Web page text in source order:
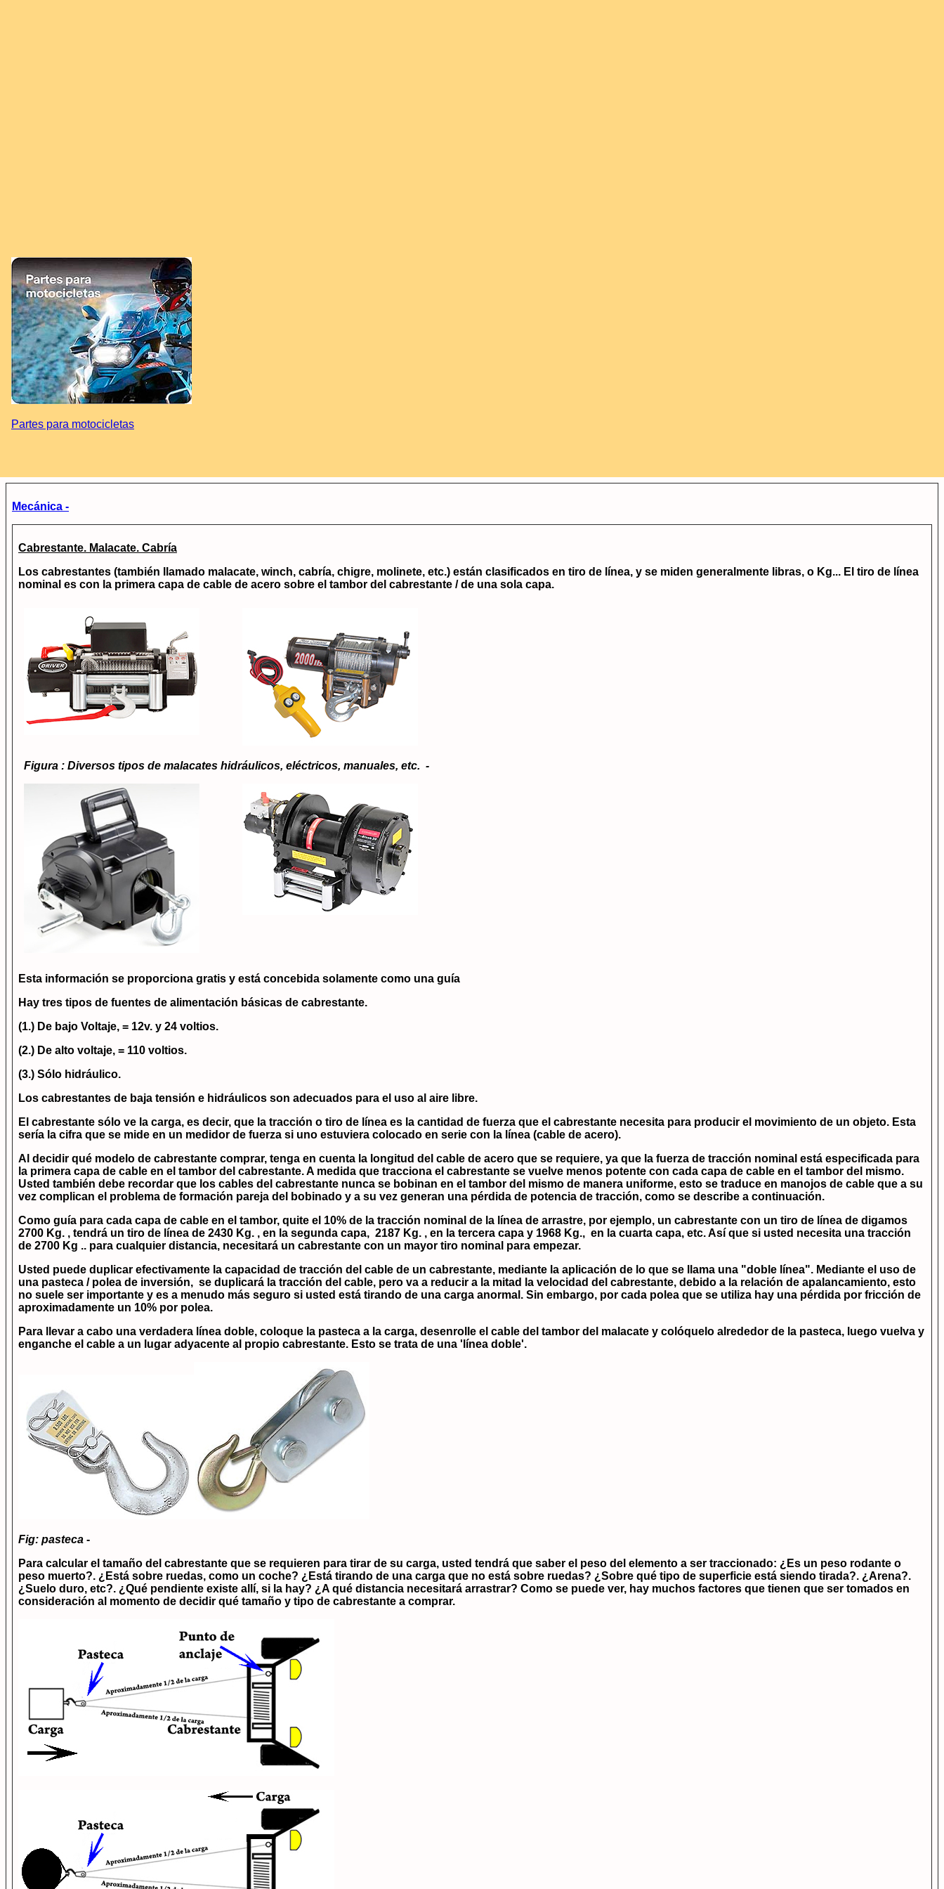
Partes para motocicletas
Mecánica -
Cabrestante. Malacate. Cabría
Los cabrestantes (también llamado malacate, winch, cabría, chigre, molinete, etc.) están clasificados en tiro de línea, y se miden generalmente libras, o Kg... El tiro de línea
nominal es con la primera capa de cable de acero sobre el tambor del cabrestante / de una sola capa.
Figura : Diversos tipos de malacates hidráulicos, eléctricos, manuales, etc. -
Esta información se proporciona gratis y está concebida solamente como una guía
Hay tres tipos de fuentes de alimentación básicas de cabrestante.
(1.) De bajo Voltaje, = 12v. y 24 voltios.
(2.) De alto voltaje, = 110 voltios.
(3.) Sólo hidráulico.
Los cabrestantes de baja tensión e hidráulicos son adecuados para el uso al aire libre.
El cabrestante sólo ve la carga, es decir, que la tracción o tiro de línea es la cantidad de fuerza que el cabrestante necesita para producir el movimiento de un objeto. Esta
sería la cifra que se mide en un medidor de fuerza si uno estuviera colocado en serie con la línea (cable de acero).
Al decidir qué modelo de cabrestante comprar, tenga en cuenta la longitud del cable de acero que se requiere, ya que la fuerza de tracción nominal está especificada para
la primera capa de cable en el tambor del cabrestante. A medida que tracciona el cabrestante se vuelve menos potente con cada capa de cable en el tambor del mismo.
Usted también debe recordar que los cables del cabrestante nunca se bobinan en el tambor del mismo de manera uniforme, esto se traduce en manojos de cable que a su
vez complican el problema de formación pareja del bobinado y a su vez generan una pérdida de potencia de tracción, como se describe a continuación.
Como guía para cada capa de cable en el tambor, quite el 10% de la tracción nominal de la línea de arrastre, por ejemplo, un cabrestante con un tiro de línea de digamos
2700 Kg. , tendrá un tiro de línea de 2430 Kg. , en la segunda capa, 2187 Kg. , en la tercera capa y 1968 Kg., en la cuarta capa, etc. Así que si usted necesita una tracción
de 2700 Kg .. para cualquier distancia, necesitará un cabrestante con un mayor tiro nominal para empezar.
Usted puede duplicar efectivamente la capacidad de tracción del cable de un cabrestante, mediante la aplicación de lo que se llama una "doble línea". Mediante el uso de
una pasteca / polea de inversión, se duplicará la tracción del cable, pero va a reducir a la mitad la velocidad del cabrestante, debido a la relación de apalancamiento, esto
no suele ser importante y es a menudo más seguro si usted está tirando de una carga anormal. Sin embargo, por cada polea que se utiliza hay una pérdida por fricción de
aproximadamente un 10% por polea.
Para llevar a cabo una verdadera línea doble, coloque la pasteca a la carga, desenrolle el cable del tambor del malacate y colóquelo alrededor de la pasteca, luego vuelva y
enganche el cable a un lugar adyacente al propio cabrestante. Esto se trata de una 'línea doble'.
Fig: pasteca -
Para calcular el tamaño del cabrestante que se requieren para tirar de su carga, usted tendrá que saber el peso del elemento a ser traccionado: ¿Es un peso rodante o
peso muerto?. ¿Está sobre ruedas, como un coche? ¿Está tirando de una carga que no está sobre ruedas? ¿Sobre qué tipo de superficie está siendo tirada?. ¿Arena?.
¿Suelo duro, etc?. ¿Qué pendiente existe allí, si la hay? ¿A qué distancia necesitará arrastrar? Como se puede ver, hay muchos factores que tienen que ser tomados en
consideración al momento de decidir qué tamaño y tipo de cabrestante a comprar.